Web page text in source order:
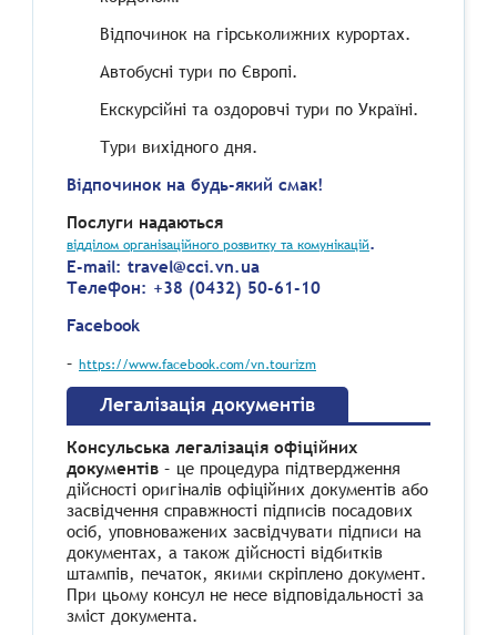
Відпочинок на гірськолижних курортах.
Автобусні тури по Європі.
Екскурсійні та оздоровчі тури по Україні.
Тури вихідного дня.
Відпочинок на будь-який смак!
Послуги надаються
відділом організаційного розвитку та комунікацій.
E-mail: travel@cci.vn.ua
Телефон: +38 (0432) 50-61-10
Facebook
– https://www.facebook.com/vn.tourizm
Легалізація документів
Консульська легалізація офіційних
документів – це процедура підтвердження
дійсності оригіналів офіційних документів або
засвідчення справжності підписів посадових
осіб, уповноважених засвідчувати підписи на
документах, а також дійсності відбитків
штампів, печаток, якими скріплено документ.
При цьому консул не несе відповідальності за
зміст документа.